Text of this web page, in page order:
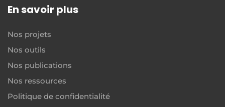
En savoir plus
Nos projets
Nos outils
Nos publications
Nos ressources
Politique de confidentialité